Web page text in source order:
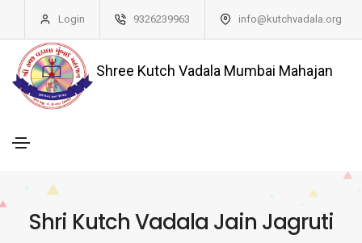
Login 9326239963 info@kutchvadala.org
Shree Kutch Vadala Mumbai Mahajan
Shri Kutch Vadala Jain Jagruti